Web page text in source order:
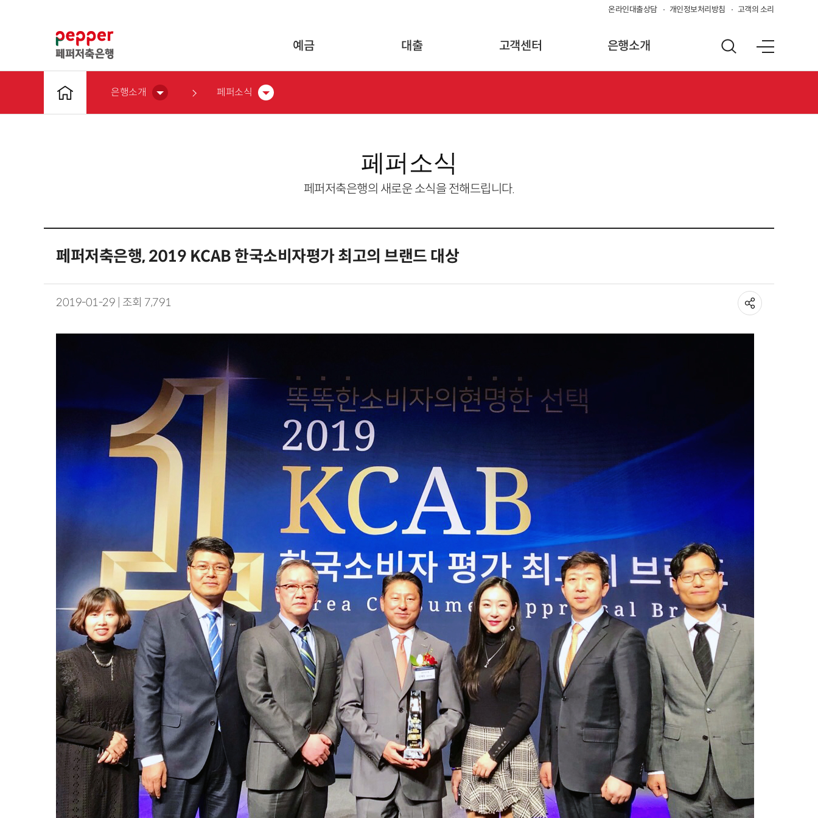
온라인대출상담 개인정보처리방침 고객의 소리
예금 대출 고객센터 은행소개
은행소개 페퍼소식
페퍼소식
페퍼저축은행의 새로운 소식을 전해드립니다.
페퍼저축은행, 2019 KCAB 한국소비자평가 최고의 브랜드 대상
2019-01-29 | 조회 7,791